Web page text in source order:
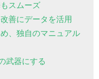
スムーズ
善にデータを活用
、独自のマニュアル
武器にする